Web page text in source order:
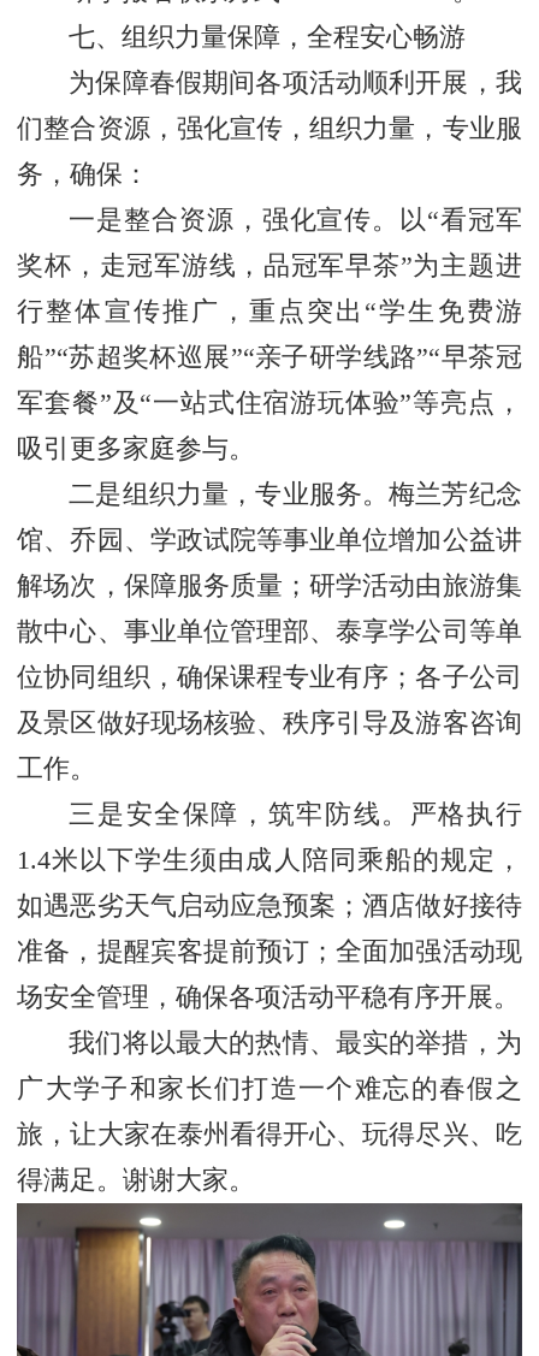
七、组织力量保障，全程安心畅游
为保障春假期间各项活动顺利开展，我
们整合资源，强化宣传，组织力量，专业服
务，确保：
一是整合资源，强化宣传。以“看冠军
奖杯，走冠军游线，品冠军早茶”为主题进
行整体宣传推广，重点突出“学生免费游
船”“苏超奖杯巡展”“亲子研学线路”“早茶冠
军套餐”及“一站式住宿游玩体验”等亮点，
吸引更多家庭参与。
二是组织力量，专业服务。梅兰芳纪念
馆、乔园、学政试院等事业单位增加公益讲
解场次，保障服务质量；研学活动由旅游集
散中心、事业单位管理部、泰享学公司等单
位协同组织，确保课程专业有序；各子公司
及景区做好现场核验、秩序引导及游客咨询
工作。
三是安全保障，筑牢防线。严格执行
1.4米以下学生须由成人陪同乘船的规定，
如遇恶劣天气启动应急预案；酒店做好接待
准备，提醒宾客提前预订；全面加强活动现
场安全管理，确保各项活动平稳有序开展。
我们将以最大的热情、最实的举措，为
广大学子和家长们打造一个难忘的春假之
旅，让大家在泰州看得开心、玩得尽兴、吃
得满足。谢谢大家。